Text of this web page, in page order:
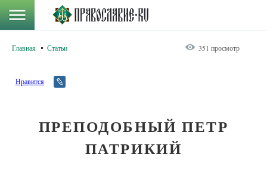
Главная Статьи 351 просмотр
Нравится
ПРЕПОДОБНЫЙ ПЕТР
ПАТРИКИЙ